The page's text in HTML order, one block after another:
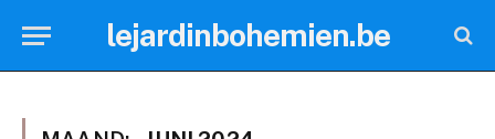
lejardinbohemien.be